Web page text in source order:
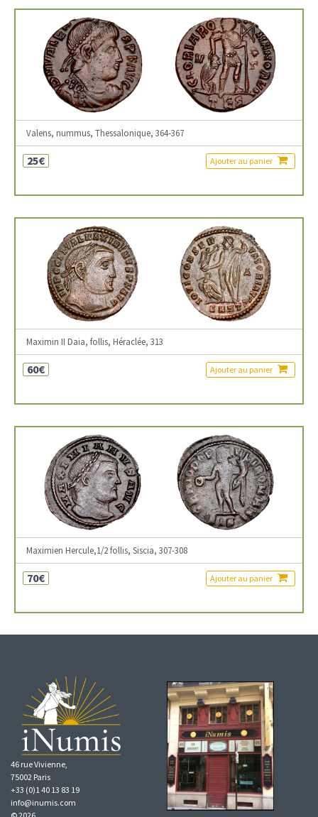
Valens, nummus, Thessalonique, 364-367
25€ Ajouter au panier
Maximin II Daia, follis, Héraclée, 313
60€ Ajouter au panier
Maximien Hercule,1/2 follis, Siscia, 307-308
70€ Ajouter au panier
46 rue Vivienne,
75002 Paris
+33 (0)1 40 13 83 19
info@inumis.com